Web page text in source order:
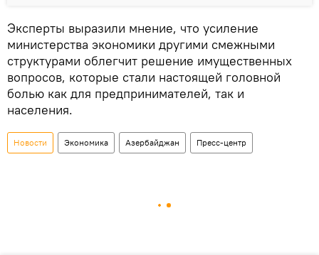
Эксперты выразили мнение, что усиление
министерства экономики другими смежными
структурами облегчит решение имущественных
вопросов, которые стали настоящей головной
болью как для предпринимателей, так и
населения.
Новости Экономика Азербайджан Пресс-центр